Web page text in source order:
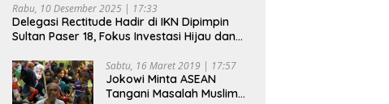
Rabu, 10 Desember 2025 | 17:33
Delegasi Rectitude Hadir di IKN Dipimpin
Sultan Paser 18, Fokus Investasi Hijau dan
Sabtu, 16 Maret 2019 | 17:57
Jokowi Minta ASEAN
Tangani Masalah Muslim